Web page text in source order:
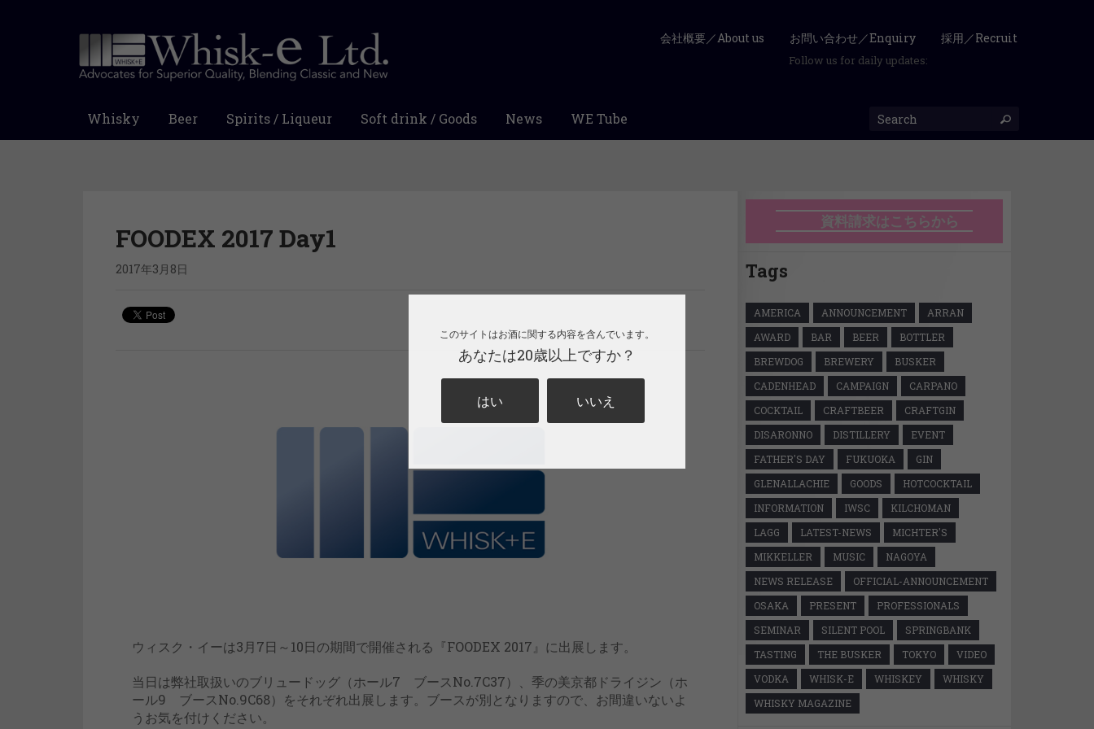
会社概要／About us お問い合わせ／Enquiry 採用／Recruit
Follow us for daily updates:
Whisky Beer Spirits / Liqueur Soft drink / Goods News WE Tube
FOODEX 2017 Day1
2017年3月8日
ウィスク・イーは3月7日～10日の期間で開催される『FOODEX 2017』に出展します。
当日は弊社取扱いのブリュードッグ（ホール7 ブースNo.7C37）、季の美京都ドライジン（ホ
ール9 ブースNo.9C68）をそれぞれ出展します。ブースが別となりますので、お間違いないよ
うお気を付けください。
資料請求はこちらから
Tags
AMERICA ANNOUNCEMENT
ARRAN
AWARD
BAR BEER
BOTTLER
BREWDOG
BREWERY
BUSKER
CADENHEAD
CAMPAIGN
CARPANO
COCKTAIL
CRAFTBEER
CRAFTGIN
DISARONNO
DISTILLERY
EVENT
FATHER'S DAY
FUKUOKA
GIN
GLENALLACHIE
GOODS
HOTCOCKTAIL
INFORMATION
IWSC
KILCHOMAN
LAGG
LATEST-NEWS
MICHTER'S
MIKKELLER
MUSIC
NAGOYA
NEWS RELEASE
OFFICIAL-ANNOUNCEMENT
OSAKA
PRESENT
PROFESSIONALS
SEMINAR
SILENT POOL
SPRINGBANK
TASTING
THE BUSKER TOKYO
VIDEO
VODKA
WHISK-E WHISKEY
WHISKY
WHISKY MAGAZINE
このサイトはお酒に関する内容を含んでいます。
あなたは20歳以上ですか？
はい いいえ